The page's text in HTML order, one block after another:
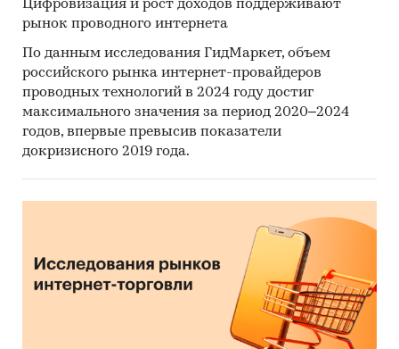
Цифровизация и рост доходов поддерживают
рынок проводного интернета
По данным исследования ГидМаркет, объем
российского рынка интернет-провайдеров
проводных технологий в 2024 году достиг
максимального значения за период 2020–2024
годов, впервые превысив показатели
докризисного 2019 года.